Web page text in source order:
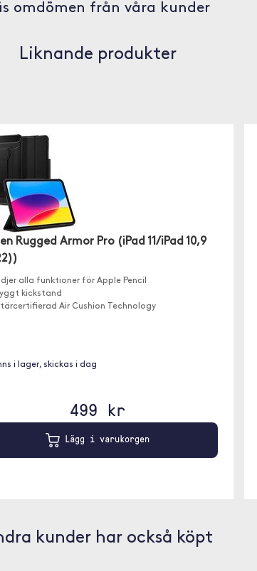
omdömen från våra kunder
Liknande produkter
Rugged Armor Pro (iPad 11/iPad 10,9
alla funktioner för Apple Pencil
kickstand
Air Cushion Technology
i lager, skickas i dag
499 kr
Lägg i varukorgen
kunder har också köpt